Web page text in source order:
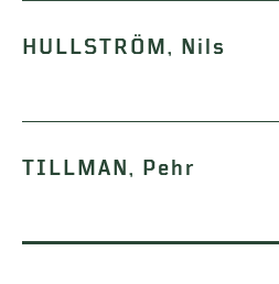
HULLSTRÖM, Nils
TILLMAN, Pehr